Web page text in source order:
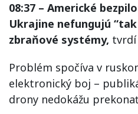
08:37 – Americké
Ukrajine nefungujú
zbraňové systémy, tvrdí
Problém spočíva v
elektronický boj –
drony nedokážu